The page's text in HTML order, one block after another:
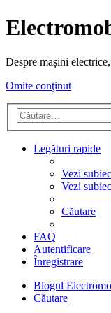
Despre mașini
Omite conţinut
Legături rapide
Vezi
Vezi
Căutare
FAQ
Autentificare
Înregistrare
Blogul
Căutare